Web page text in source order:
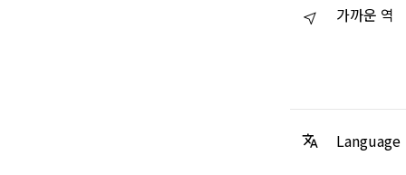
가까운 역
Language